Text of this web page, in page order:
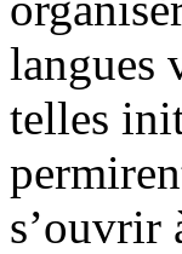
langues
telles
s’ouvrir